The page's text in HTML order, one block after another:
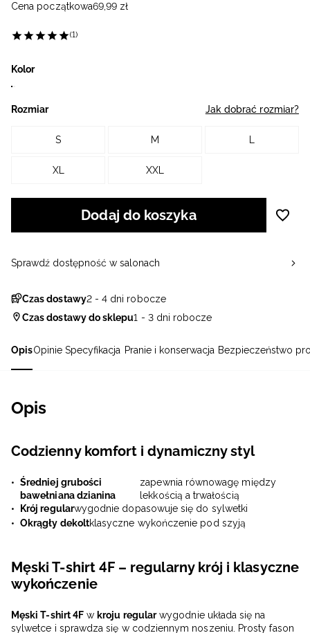
OpisOpinie Specyfikacja Pranie i konserwacja Bezpieczeństwo
Opis
Codzienny komfort i dynamiczny styl
Średniej grubości
bawełniana dzianina
zapewnia równowagę między
lekkością a trwałością
Krój regularwygodnie dopasowuje się do sylwetki
Okrągły dekoltklasyczne wykończenie pod szyją
Męski T-shirt 4F – regularny krój i klasyczne
wykończenie
Męski T-shirt 4F w kroju regularwygodnie układa się na
sylwetce i sprawdza się w codziennym noszeniu. Prosty fason
Cena początkowa69,99 zł
(1)
Kolor
Rozmiar Jak dobrać rozmiar?
S M L
XL XXL
Dodaj do koszyka
Czas dostawy2 - 4 dni robocze
Czas dostawy do sklepu1 - 3 dni robocze
Sprawdź dostępność w salonach